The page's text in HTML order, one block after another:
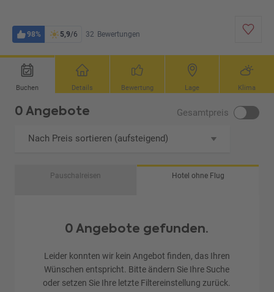
98% 5,9/6 32 Bewertungen
Buchen Details Bewertung Lage Klima
0 Angebote Gesamtpreis
Nach Preis sortieren (aufsteigend)
Pauschalreisen Hotel ohne Flug
0 Angebote gefunden.
Leider konnten wir kein Angebot finden, das Ihren
Wünschen entspricht. Bitte ändern Sie Ihre Suche
oder setzen Sie Ihre letzte Filtereinstellung zurück.